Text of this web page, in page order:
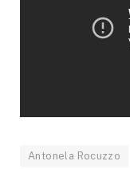
Antonela Rocuzzo